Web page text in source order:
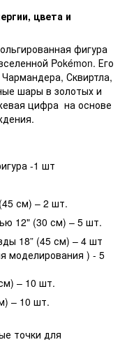
цвета и
фигура
Pokémon. Его
Сквиртла,
шары в золотых и
цифра на основе
-1 шт
см) – 2 шт.
12" (30 см) – 5 шт.
18” (45 см) – 4 шт
моделирования ) - 5
– 10 шт.
– 10 шт.
точки для